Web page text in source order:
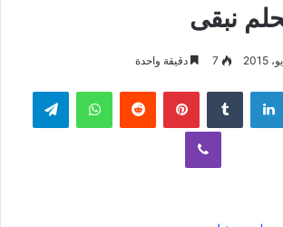
نبقى
7 دقيقة واحدة
لينكدإن بينتيريست واتساب
ڤايبر